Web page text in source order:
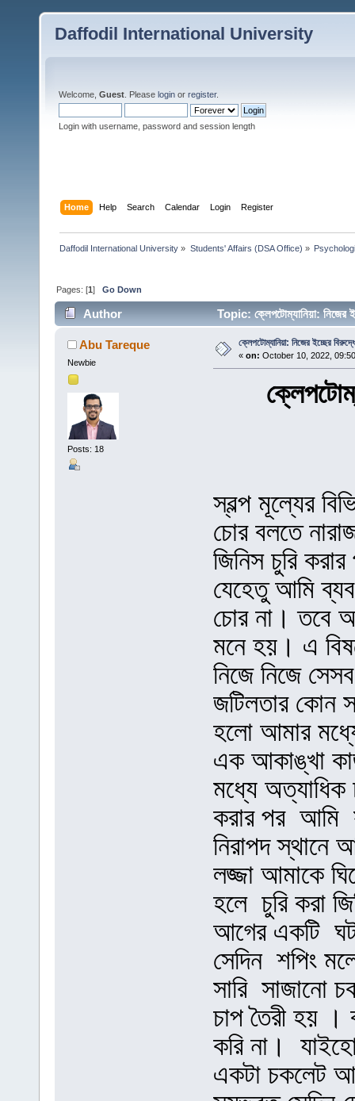
Daffodil International University
Welcome, Guest . Please login or register.
Login with username, password and session length
Home Help Search Calendar Login Register
Daffodil International University » Students' Affairs (DSA Office) »
Pages: [1]Go Down
Author Topic: ক্লেপটোম্যানিয়া:
Abu Tareque
Newbie
Posts: 18
ক্লেপটোম্যানিয়া: নিজের ইচ্ছের
« on: October 10, 2022,
স্বল্প মূল্যের
চোর বলতে
জিনিস চুরি
যেহেতু আমি
চোর না। তবে
মনে হয়। এ
নিজে নিজে
জটিলতার কোন
হলো আমার
এক আকাঙ্খা
মধ্যে
করার পর আমি
নিরাপদ স্থানে
লজ্জা আমাকে
হলে চুরি করা
আগের একটি
সেদিন শপিং
সারি সাজানো
চাপ তৈরী হয় ।
করি না।
একটা চকলেট